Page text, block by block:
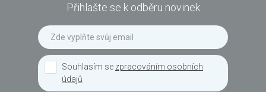
Přihlašte se k odběru novinek
Souhlasím se zpracováním osobních
údajů